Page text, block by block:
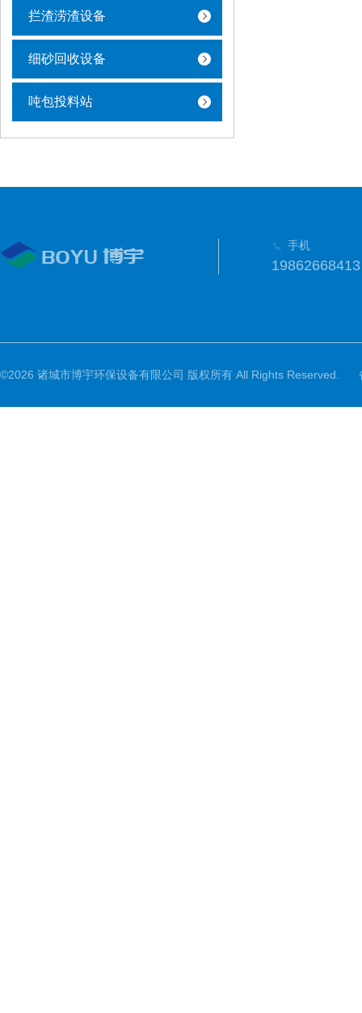
拦渣涝渣设备
细砂回收设备
吨包投料站
手机
19862668413
©2026 诸城市博宇环保设备有限公司 版权所有 All Rights Reserved.